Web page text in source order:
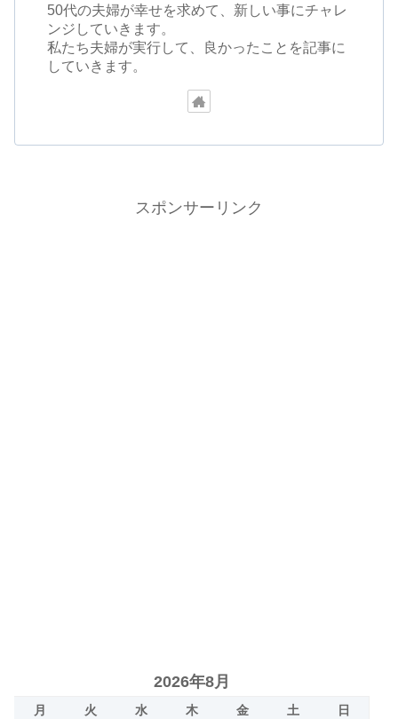
50代の夫婦が幸せを求めて、新しい事にチャレ
ンジしていきます。
私たち夫婦が実行して、良かったことを記事に
していきます。
スポンサーリンク
2026年8月
月 火 水 木 金 土
日